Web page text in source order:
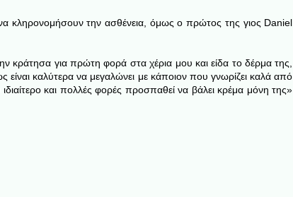
να κληρονομήσουν την ασθένεια, όμως ο πρώτος της γιος Daniel
κράτησα για πρώτη φορά στα χέρια μου και είδα το δέρμα της,
καλύτερα να μεγαλώνει με κάποιον που γνωρίζει καλά από
και πολλές φορές προσπαθεί να βάλει κρέμα μόνη της»